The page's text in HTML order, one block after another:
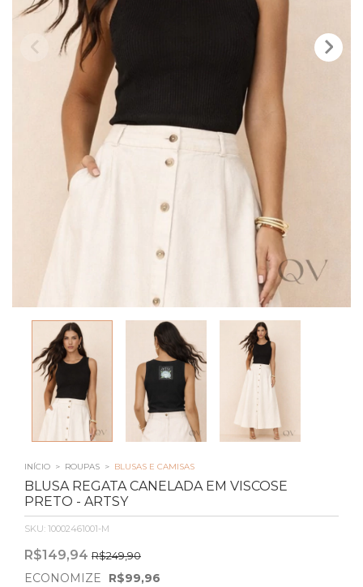
INÍCIO > ROUPAS > BLUSAS E CAMISAS
BLUSA REGATA CANELADA EM VISCOSE
PRETO - ARTSY
SKU: 10002461001-M
R$149,94 R$249,90
ECONOMIZE R$99,96